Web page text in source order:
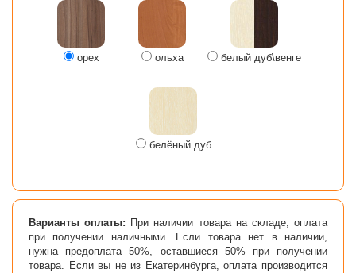
орех ольха белый дуб\венге
белёный дуб
Варианты оплаты: При наличии товара на складе, оплата
при получении наличными. Если товара нет в наличии,
нужна предоплата 50%, оставшиеся 50% при получении
товара. Если вы не из Екатеринбурга, оплата производится